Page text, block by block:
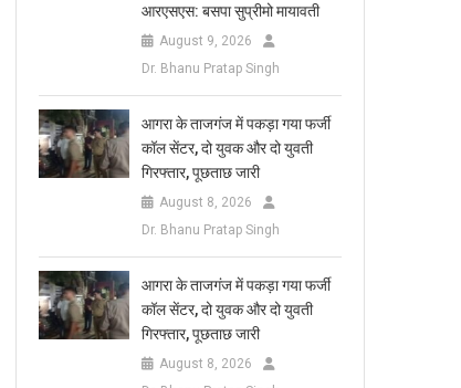
आरएसएस: बसपा सुप्रीमो मायावती
August 9, 2026
Dr. Bhanu Pratap Singh
आगरा के ताजगंज में पकड़ा गया फर्जी
कॉल सेंटर, दो युवक और दो युवती
गिरफ्तार, पूछताछ जारी
August 8, 2026
Dr. Bhanu Pratap Singh
आगरा के ताजगंज में पकड़ा गया फर्जी
कॉल सेंटर, दो युवक और दो युवती
गिरफ्तार, पूछताछ जारी
August 8, 2026